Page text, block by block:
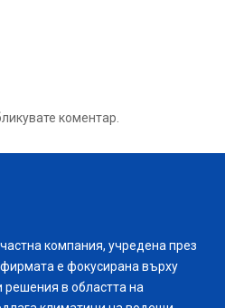
коментар.
компания, учредена през
е фокусирана върху
в областта на